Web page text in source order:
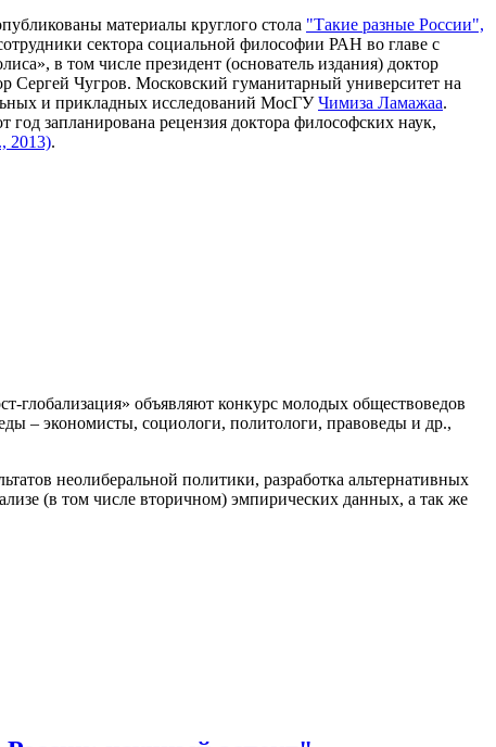
материалы круглого стола "Такие разные России",
сектора социальной философии РАН во главе с
в том числе президент (основатель издания) доктор
Сергей Чугров. Московский гуманитарный университет на
и прикладных исследований МосГУЧимиза Ламажаа.
запланирована рецензия доктора философских наук,
2013).
объявляют конкурс молодых обществоведов
– экономисты, социологи, политологи, правоведы и др.,
неолиберальной политики, разработка альтернативных
(в том числе вторичном) эмпирических данных, а так же